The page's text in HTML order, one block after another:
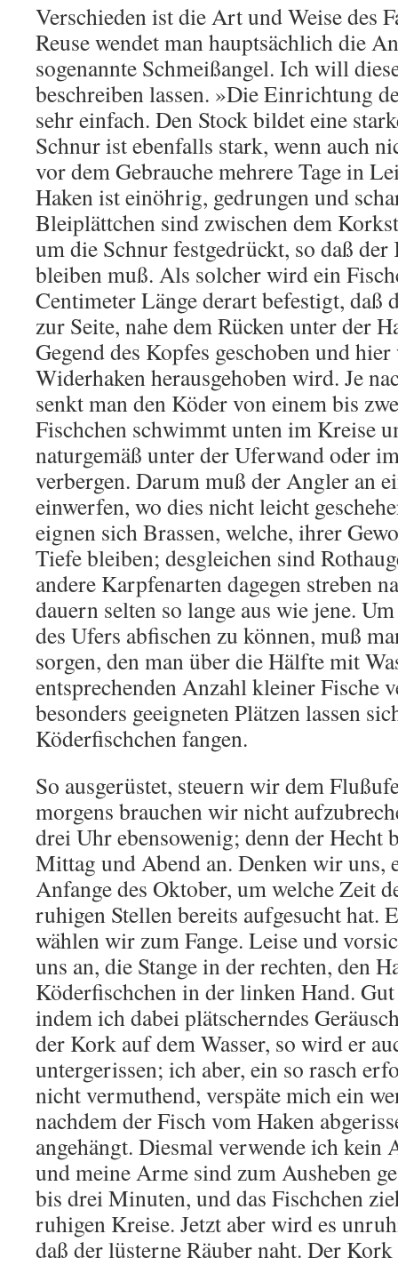
Verschieden ist die Art und Weise des
Reuse wendet man hauptsächlich die
sogenannte Schmeißangel. Ich will
beschreiben lassen. »Die Einrichtung
sehr einfach. Den Stock bildet eine
Schnur ist ebenfalls stark, wenn auch
vor dem Gebrauche mehrere Tage in
Haken ist einöhrig, gedrungen und
Bleiplättchen sind zwischen dem
um die Schnur festgedrückt, so daß
bleiben muß. Als solcher wird ein
Centimeter Länge derart befestigt, daß
zur Seite, nahe dem Rücken unter der
Gegend des Kopfes geschoben und
Widerhaken herausgehoben wird. Je
senkt man den Köder von einem bis
Fischchen schwimmt unten im Kreise
naturgemäß unter der Uferwand oder
verbergen. Darum muß der Angler an
einwerfen, wo dies nicht leicht
eignen sich Brassen, welche, ihrer
Tiefe bleiben; desgleichen sind
andere Karpfenarten dagegen streben
dauern selten so lange aus wie jene.
des Ufers abfischen zu können, muß
sorgen, den man über die Hälfte mit
entsprechenden Anzahl kleiner Fische
besonders geeigneten Plätzen lassen
Köderfischchen fangen.
So ausgerüstet, steuern wir dem
morgens brauchen wir nicht
drei Uhr ebensowenig; denn der Hecht
Mittag und Abend an. Denken wir uns,
Anfange des Oktober, um welche Zeit
ruhigen Stellen bereits aufgesucht hat.
wählen wir zum Fange. Leise und
uns an, die Stange in der rechten, den
Köderfischchen in der linken Hand.
indem ich dabei plätscherndes
der Kork auf dem Wasser, so wird er
untergerissen; ich aber, ein so rasch
nicht vermuthend, verspäte mich ein
nachdem der Fisch vom Haken
angehängt. Diesmal verwende ich kein
und meine Arme sind zum Ausheben
bis drei Minuten, und das Fischchen
ruhigen Kreise. Jetzt aber wird es
daß der lüsterne Räuber naht. Der